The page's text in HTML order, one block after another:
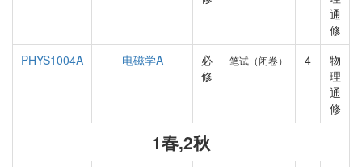
通
修
PHYS1004A
电磁学A
必
修
笔试（闭卷） 4
物
理
通
修
1春,2秋